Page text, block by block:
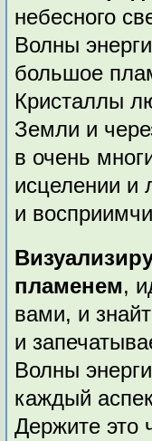
небесного
Волны
большое
Кристаллы
Земли и
в очень
исцелении и
и
пламенем,
вами, и
и
Волны
каждый
Держите это